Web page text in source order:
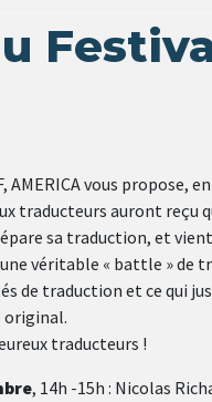
AMERICA vous propose,
traducteurs auront reçu
sa traduction, et
véritable « battle » de
de traduction et ce qui
original.
traducteurs !
, 14h -15h : Nicolas